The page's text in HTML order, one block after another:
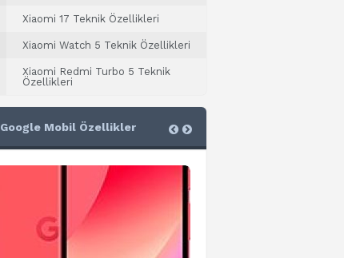
Xiaomi 17 Teknik Özellikleri
Xiaomi Watch 5 Teknik Özellikleri
Xiaomi Redmi Turbo 5 Teknik
Özellikleri
Google Mobil Özellikler